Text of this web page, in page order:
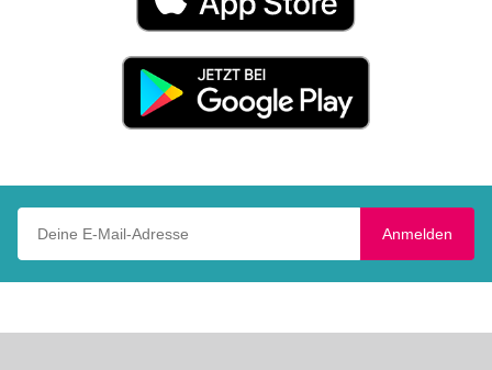
App
Jetzt
Google
Anmelden